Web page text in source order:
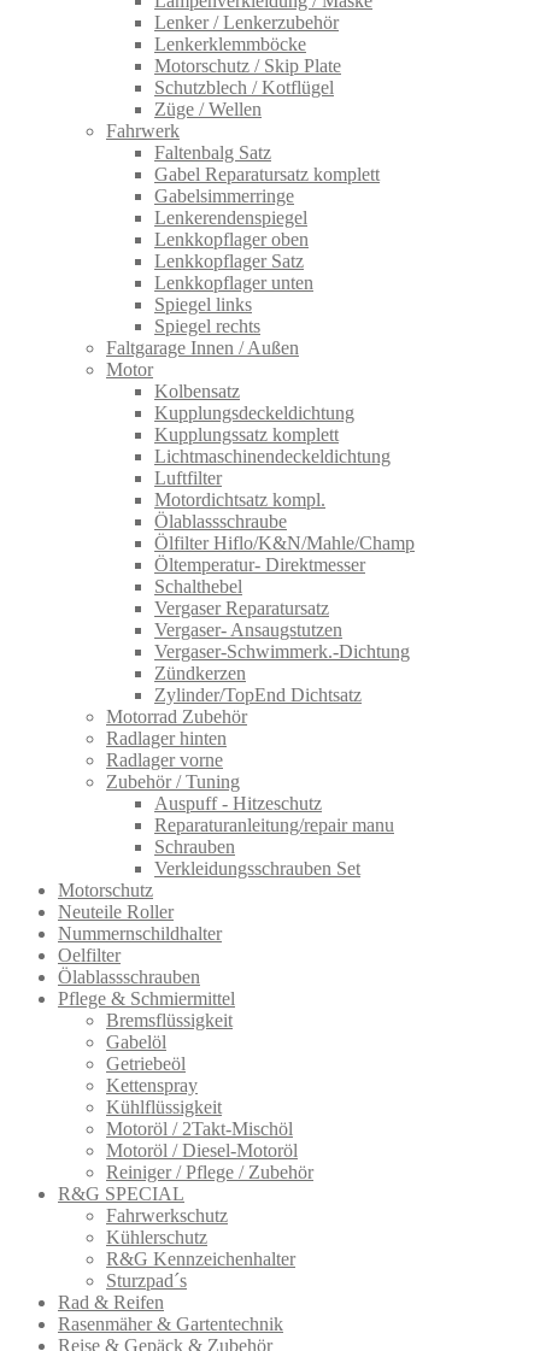
Lenker / Lenkerzubehör
Lenkerklemmböcke
Motorschutz / Skip Plate
Schutzblech / Kotflügel
Züge / Wellen
Fahrwerk
Faltenbalg Satz
Gabel Reparatursatz komplett
Gabelsimmerringe
Lenkerendenspiegel
Lenkkopflager oben
Lenkkopflager Satz
Lenkkopflager unten
Spiegel links
Spiegel rechts
Faltgarage Innen / Außen
Motor
Kolbensatz
Kupplungsdeckeldichtung
Kupplungssatz komplett
Lichtmaschinendeckeldichtung
Luftfilter
Motordichtsatz kompl.
Ölablassschraube
Ölfilter Hiflo/K&N/Mahle/Champ
Öltemperatur- Direktmesser
Schalthebel
Vergaser Reparatursatz
Vergaser- Ansaugstutzen
Vergaser-Schwimmerk.-Dichtung
Zündkerzen
Zylinder/TopEnd Dichtsatz
Motorrad Zubehör
Radlager hinten
Radlager vorne
Zubehör / Tuning
Auspuff - Hitzeschutz
Reparaturanleitung/repair manu
Schrauben
Verkleidungsschrauben Set
Motorschutz
Neuteile Roller
Nummernschildhalter
Oelfilter
Ölablassschra​uben
Pflege & Schmiermittel
Bremsflüssigkeit
Gabelöl
Getriebeöl
Kettenspray
Kühlflüssigkeit
Motoröl / 2Takt-Mischöl
Motoröl / Diesel-Motoröl
Reiniger / Pflege / Zubehör
R&G SPECIAL
Fahrwerkschutz
Kühlerschutz
R&G Kennzeichenhalter
Sturzpad´s
Rad & Reifen
Rasenmäher & Gartentechnik
Reise & Gepäck & Zubehör